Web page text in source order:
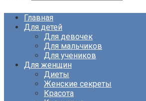
Главная
Для детей
Для девочек
Для мальчиков
Для учеников
Для женщин
Диеты
Женские секреты
Красота